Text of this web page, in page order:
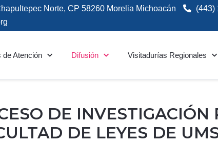
Norte, CP 58260 Morelia Michoacán (443)
de Atención Difusión Visitadurías Regionales
DE INVESTIGACIÓN
DE LEYES DE